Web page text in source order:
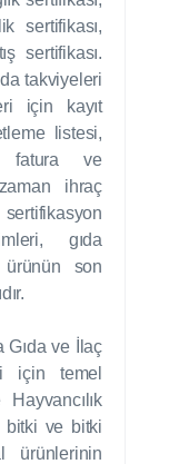
sertifikası,
sertifikası.
takviyeleri
için kayıt
listesi,
fatura ve
ihraç
gıda
son
Gıda ve İlaç
için temel
bitki ve bitki
ürünlerinin